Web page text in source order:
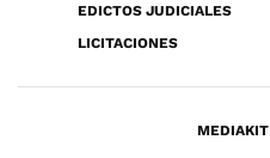
EDICTOS JUDICIALES
LICITACIONES
MEDIAKIT